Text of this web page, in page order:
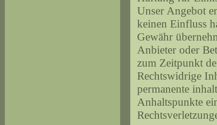
Unser Angebot
keinen Einfluss
Gewähr
Anbieter oder
zum Zeitpunkt
Rechtswidrige
permanente
Anhaltspunkte